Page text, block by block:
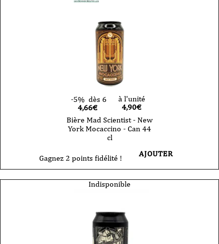
-5% dès 6
4,66€
à l'unité
4,90€
Bière Mad Scientist - New
York Mocaccino - Can 44
cl
Gagnez 2 points fidélité ! AJOUTER
Indisponible